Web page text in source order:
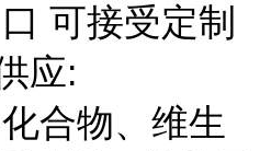
可接受定制
应:
合物、维生